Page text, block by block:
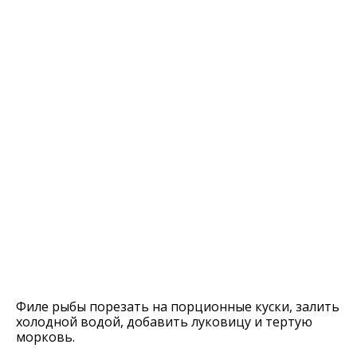
Филе рыбы порезать на порционные куски, залить
холодной водой, добавить луковицу и тертую
морковь.